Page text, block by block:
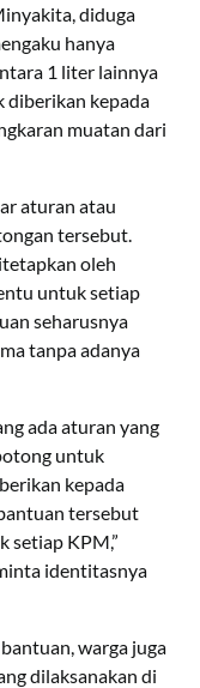
diduga
hanya
1 liter lainnya
diberikan kepada
muatan dari
aturan atau
tersebut.
oleh
untuk setiap
seharusnya
tanpa adanya
ada aturan yang
untuk
kepada
tersebut
setiap KPM,”
identitasnya
warga juga
dilaksanakan di